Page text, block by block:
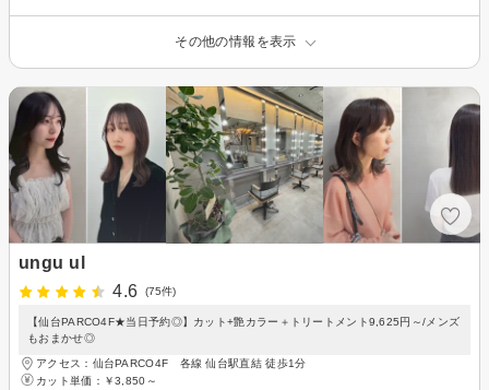
その他の情報を表示
ungu ul
4.6
(75件)
【仙台PARCO4F★当日予約◎】カット+艶カラー＋トリートメント9,625円～/メンズ
もおまかせ◎
アクセス：仙台PARCO4F 各線 仙台駅直結 徒歩1分
カット単価： ￥3,850～